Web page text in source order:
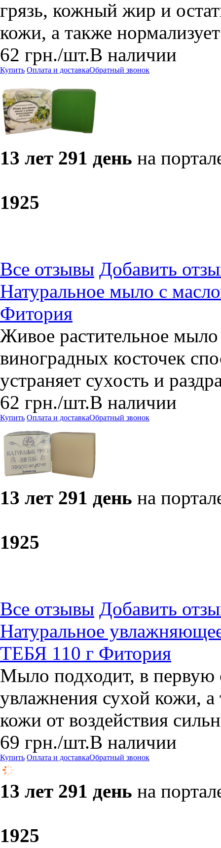
грязь, кожный жир и
кожи, а также
62 грн./шт.В наличии
Купить Оплата и доставкаОбратный звонок
13 лет 291 день на
1925
Все отзывы Добавить
Натуральное мыло с
Фитория
Живое растительное
виноградных косточек
устраняет сухость и
62 грн./шт.В наличии
Купить Оплата и доставкаОбратный звонок
13 лет 291 день на
1925
Все отзывы Добавить
Натуральное
ТЕБЯ 110 г Фитория
Мыло подходит, в первую
увлажнения сухой кожи,
кожи от воздействия
69 грн./шт.В наличии
Купить Оплата и доставкаОбратный звонок
13 лет 291 день на
1925